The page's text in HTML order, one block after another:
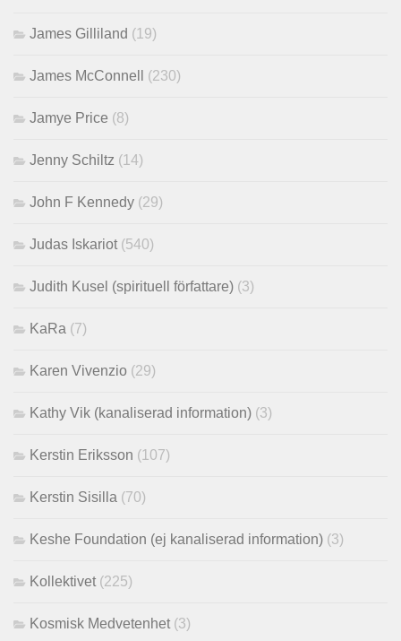
James Gilliland (19)
James McConnell (230)
Jamye Price (8)
Jenny Schiltz (14)
John F Kennedy (29)
Judas Iskariot (540)
Judith Kusel (spirituell författare) (3)
KaRa (7)
Karen Vivenzio (29)
Kathy Vik (kanaliserad information) (3)
Kerstin Eriksson (107)
Kerstin Sisilla (70)
Keshe Foundation (ej kanaliserad information) (3)
Kollektivet (225)
Kosmisk Medvetenhet (3)